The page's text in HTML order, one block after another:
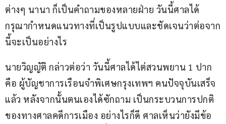
ต่างๆ นานา ก็เป็นคำถามของหลายฝ่าย วันนี้ศาลได้
กรุณากำหนดแนวทางที่เป็นรูปแบบและชัดเจนว่าต่อจาก
นี้จะเป็นอย่างไร
นายวิญญัติ กล่าวต่อว่า วันนี้ศาลได้ไต่สวนพยาน 1 ปาก
คือ ผู้บัญชาการเรือนจำพิเศษกรุงเทพฯ คนปัจจุบันเสร็จ
แล้ว หลังจากนั้นตนเองได้ซักถาม เป็นกระบวนการปกติ
ของทางศาลคดีการเมือง อย่างไรก็ดี ศาลเห็นว่ายังมีข้อ